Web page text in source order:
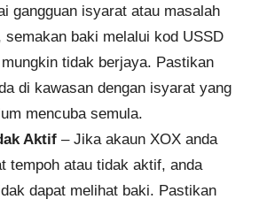
gangguan isyarat atau masalah
semakan baki melalui kod USSD
tidak berjaya. Pastikan
di kawasan dengan isyarat yang
mencuba semula.
Aktif – Jika akaun XOX anda
tempoh atau tidak aktif, anda
dapat melihat baki. Pastikan